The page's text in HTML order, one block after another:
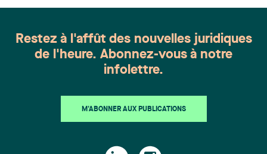
Restez à l'affût des nouvelles juridiques
de l'heure. Abonnez-vous à notre
infolettre.
M'ABONNER AUX PUBLICATIONS